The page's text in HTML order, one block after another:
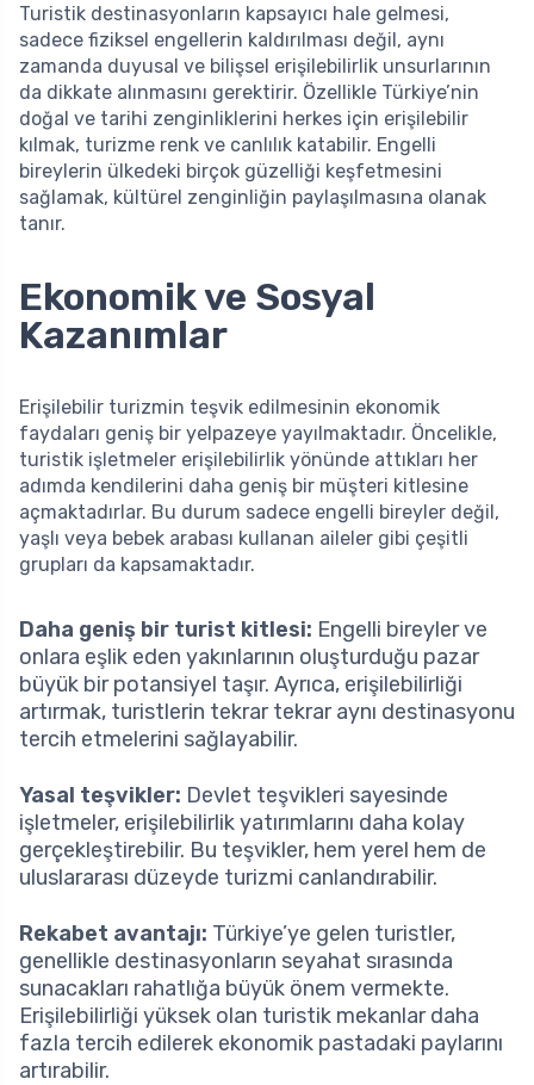
Turistik destinasyonların kapsayıcı hale gelmesi,
sadece fiziksel engellerin kaldırılması değil, aynı
zamanda duyusal ve bilişsel erişilebilirlik unsurlarının
da dikkate alınmasını gerektirir. Özellikle Türkiye’nin
doğal ve tarihi zenginliklerini herkes için erişilebilir
kılmak, turizme renk ve canlılık katabilir. Engelli
bireylerin ülkedeki birçok güzelliği keşfetmesini
sağlamak, kültürel zenginliğin paylaşılmasına olanak
tanır.
Ekonomik ve Sosyal
Kazanımlar
Erişilebilir turizmin teşvik edilmesinin ekonomik
faydaları geniş bir yelpazeye yayılmaktadır. Öncelikle,
turistik işletmeler erişilebilirlik yönünde attıkları her
adımda kendilerini daha geniş bir müşteri kitlesine
açmaktadırlar. Bu durum sadece engelli bireyler değil,
yaşlı veya bebek arabası kullanan aileler gibi çeşitli
grupları da kapsamaktadır.
Daha geniş bir turist kitlesi: Engelli bireyler ve
onlara eşlik eden yakınlarının oluşturduğu pazar
büyük bir potansiyel taşır. Ayrıca, erişilebilirliği
artırmak, turistlerin tekrar tekrar aynı destinasyonu
tercih etmelerini sağlayabilir.
Yasal teşvikler: Devlet teşvikleri sayesinde
işletmeler, erişilebilirlik yatırımlarını daha kolay
gerçekleştirebilir. Bu teşvikler, hem yerel hem de
uluslararası düzeyde turizmi canlandırabilir.
Rekabet avantajı: Türkiye’ye gelen turistler,
genellikle destinasyonların seyahat sırasında
sunacakları rahatlığa büyük önem vermekte.
Erişilebilirliği yüksek olan turistik mekanlar daha
fazla tercih edilerek ekonomik pastadaki paylarını
artırabilir.